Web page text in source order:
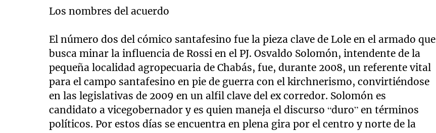
Los nombres del acuerdo
El número dos del cómico santafesino fue la pieza clave de Lole en el armado que
busca minar la influencia de Rossi en el PJ. Osvaldo Solomón, intendente de la
pequeña localidad agropecuaria de Chabás, fue, durante 2008, un referente vital
para el campo santafesino en pie de guerra con el kirchnerismo, convirtiéndose
en las legislativas de 2009 en un alfil clave del ex corredor. Solomón es
candidato a vicegobernador y es quien maneja el discurso “duro” en términos
políticos. Por estos días se encuentra en plena gira por el centro y norte de la